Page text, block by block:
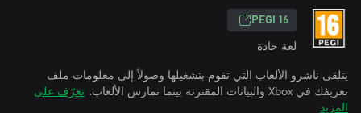
PEGI 16
لغة حادة
يتلقى ناشرو الألعاب التي تقوم بتشغيلها وصولاً إلى معلومات ملف
تعريفك في Xbox والبيانات المقترنة بينما تمارس الألعاب.
تعرّف على
المزيد